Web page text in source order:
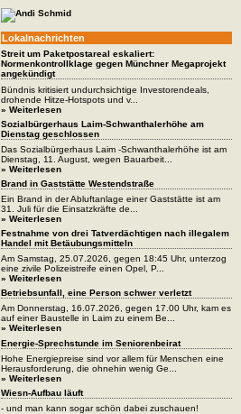
Lokalnachrichten
Streit um Paketpostareal eskaliert:
Normenkontrollklage gegen Münchner Megaprojekt
angekündigt
Bündnis kritisiert undurchsichtige Investorendeals,
drohende Hitze-Hotspots und v...
» Weiterlesen
Sozialbürgerhaus Laim-Schwanthalerhöhe am
Dienstag geschlossen
Das Sozialbürgerhaus Laim -Schwanthalerhöhe ist am
Dienstag, 11. August, wegen Bauarbeit...
» Weiterlesen
Brand in Gaststätte Westendstraße
Ein Brand in der Abluftanlage einer Gaststätte ist am
31. Juli für die Einsatzkräfte de...
» Weiterlesen
Festnahme von drei Tatverdächtigen nach illegalem
Handel mit Betäubungsmitteln
Am Samstag, 25.07.2026, gegen 18:45 Uhr, unterzog
eine zivile Polizeistreife einen Opel, P...
» Weiterlesen
Betriebsunfall, eine Person schwer verletzt
Am Donnerstag, 16.07.2026, gegen 17.00 Uhr, kam es
auf einer Baustelle in Laim zu einem Be...
» Weiterlesen
Energie-Sprechstunde im Seniorenbeirat
Hohe Energiepreise sind vor allem für Menschen eine
Herausforderung, die ohnehin wenig Ge...
» Weiterlesen
Wiesn-Aufbau läuft
- und man kann sogar schön dabei zuschauen!